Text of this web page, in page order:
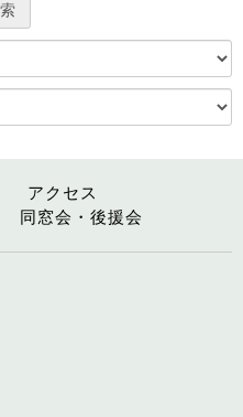
アクセス
同窓会・後援会